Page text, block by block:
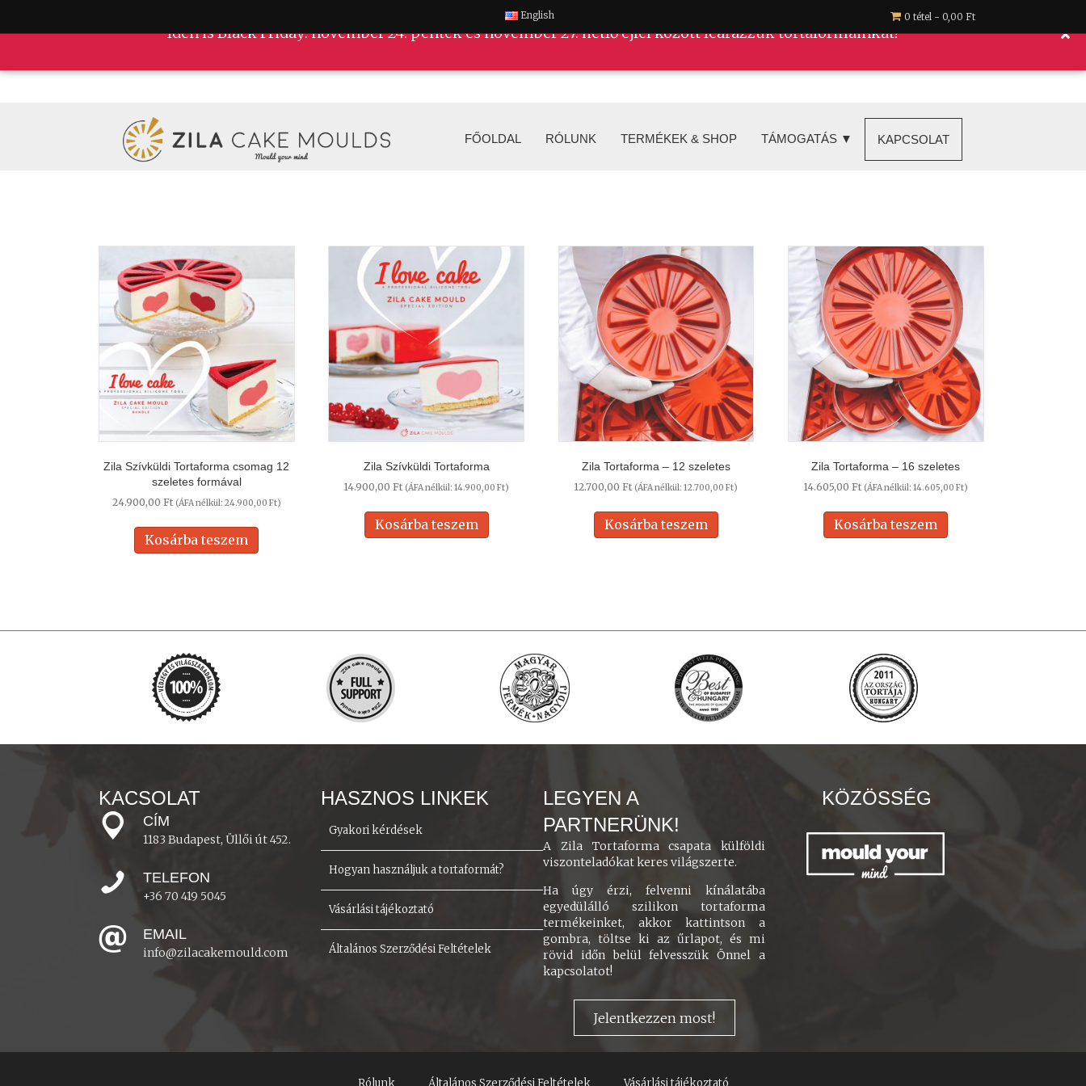
English 0 tétel 0,00 Ft
FŐOLDAL RÓLUNK TERMÉKEK & SHOP TÁMOGATÁS ▼ KAPCSOLAT
Idén is Black Friday: november 24. péntek és november 27. hétfő éjfél között leárazzuk tortaformáinkat!
Zila Szívküldi Tortaforma csomag 12
szeletes formával
24.900,00 Ft (ÁFA nélkül: 24.900,00 Ft)
Kosárba teszem
Zila Szívküldi Tortaforma
14.900,00Ft (ÁFA nélkül:14.900,00Ft)
Kosárba teszem
Zila Tortaforma – 12 szeletes
12.700,00Ft (ÁFA nélkül:12.700,00Ft)
Kosárba teszem
Zila Tortaforma – 16 szeletes
14.605,00Ft (ÁFA nélkül:14.605,00Ft)
Kosárba teszem
KACSOLAT
CÍM
1183 Budapest, Üllői út 452.
TELEFON
+36 70 419 5045
EMAIL
info@zilacakemould.com
HASZNOS LINKEK
Gyakori kérdések
Hogyan használjuk a tortaformát?
Vásárlási tájékoztató
Általános Szerződési Feltételek
LEGYEN A
PARTNERÜNK!
A Zila Tortaforma csapata külföldi
viszonteladókat keres világszerte.
Ha úgy érzi, felvenni kínálatába
egyedülálló szilikon tortaforma
termékeinket, akkor kattintson a
gombra, töltse ki az űrlapot, és mi
rövid időn belül felvesszük Önnel a
kapcsolatot!
Jelentkezzen most!
KÖZÖSSÉG